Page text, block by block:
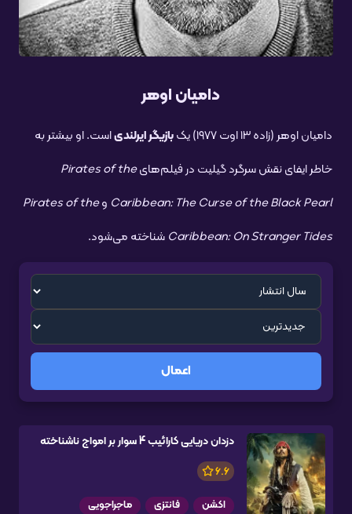
دامیان اوهر
دامیان اوهر (زاده ۱۳ اوت ۱۹۷۷) یک بازیگر ایرلندیاست. او بیشتر به
خاطر ایفای نقش سرگرد گیلیت در فیلم‌هایPirates of the
Caribbean: The Curse of the Black Pearl وPirates of the
Caribbean: On Stranger Tides شناخته می‌شود.
اعمال
دزدان دریایی کارائیب 4 سوار بر امواج ناشناخته
6.6
اکشن فانتزی ماجراجویی